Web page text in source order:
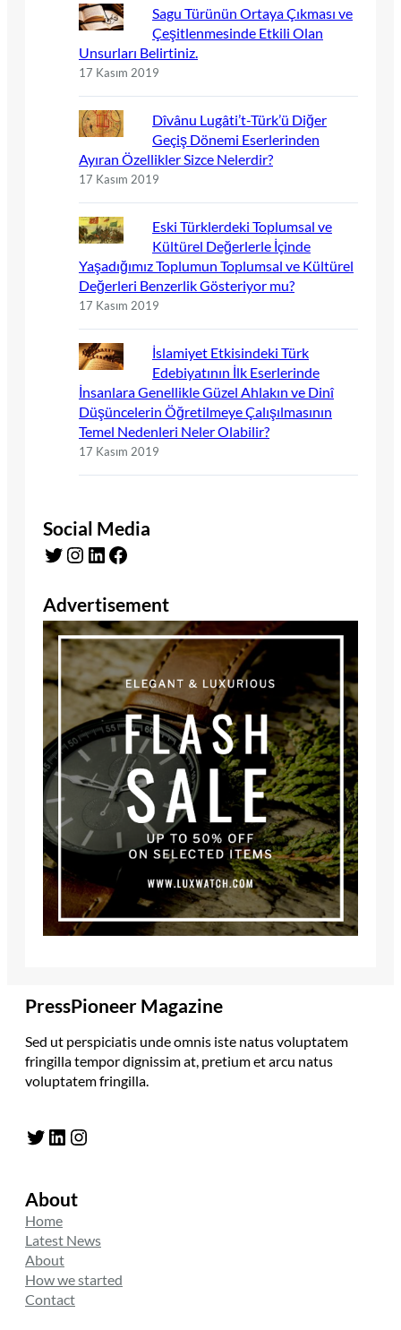
Sagu Türünün Ortaya Çıkması ve
Çeşitlenmesinde Etkili Olan
Unsurları Belirtiniz.
17 Kasım 2019
Dîvânu Lugâti’t-Türk’ü Diğer
Geçiş Dönemi Eserlerinden
Ayıran Özellikler Sizce Nelerdir?
17 Kasım 2019
Eski Türklerdeki Toplumsal ve
Kültürel Değerlerle İçinde
Yaşadığımız Toplumun Toplumsal ve Kültürel
Değerleri Benzerlik Gösteriyor mu?
17 Kasım 2019
İslamiyet Etkisindeki Türk
Edebiyatının İlk Eserlerinde
İnsanlara Genellikle Güzel Ahlakın ve Dinî
Düşüncelerin Öğretilmeye Çalışılmasının
Temel Nedenleri Neler Olabilir?
17 Kasım 2019
Social Media
Twitter Instagram LinkedIn Facebook
Advertisement
PressPioneer Magazine
Sed ut perspiciatis unde omnis iste natus voluptatem
fringilla tempor dignissim at, pretium et arcu natus
voluptatem fringilla.
Twitter LinkedIn Instagram
About
Home
Latest News
About
How we started
Contact